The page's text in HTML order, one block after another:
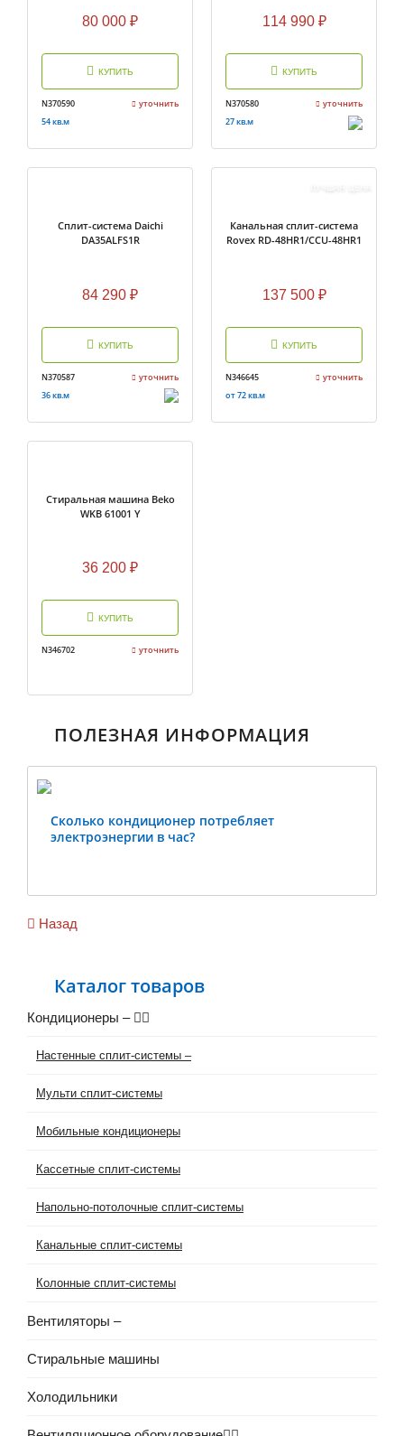
Каталог товаров
Кондиционеры –
Настенные сплит-системы –
Мульти сплит-системы
Мобильные кондиционеры
Кассетные сплит-системы
Напольно-потолочные сплит-системы
Канальные сплит-системы
Колонные сплит-системы
Вентиляторы –
Стиральные машины
Холодильники
80 000 ₽
КУПИТЬ
N370590
уточнить
54 кв.м
114 990₽
КУПИТЬ
N370580
уточнить
27 кв.м
Cплит-система Daichi
DA35ALFS1R
84 290 ₽
КУПИТЬ
N370587
уточнить
36 кв.м
Канальная сплит-система
Rovex RD-48HR1/CCU-48HR1
137 500₽
КУПИТЬ
N346645
уточнить
от 72 кв.м
Стиральная машина Beko
WKB 61001 Y
36 200 ₽
КУПИТЬ
N346702 уточнить
ПОЛЕЗНАЯ ИНФОРМАЦИЯ
Сколько кондиционер потребляет
электроэнергии в час?
Previous
Назад